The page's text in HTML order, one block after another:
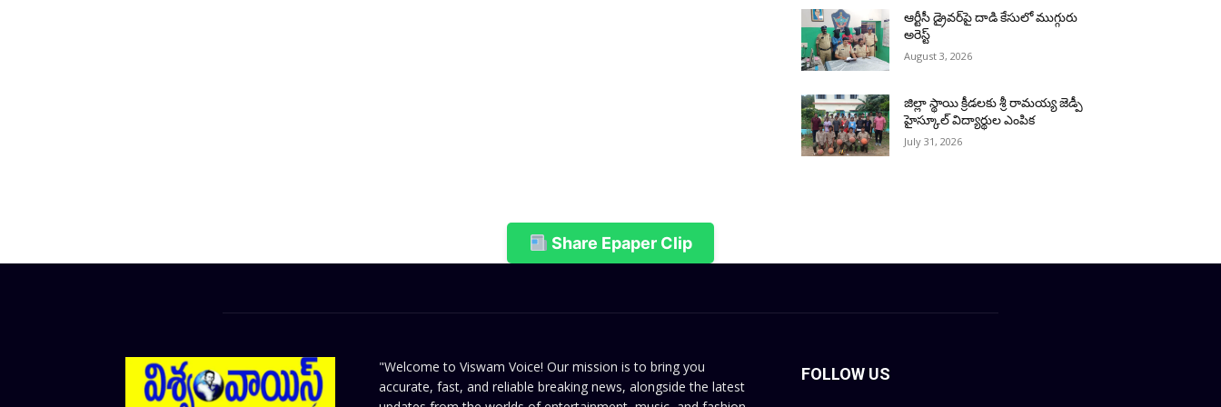
ఆర్టీసీ డ్రైవర్‌పై దాడి కేసులో ముగ్గురు
అరెస్ట్
August 3, 2026
జిల్లా స్థాయి క్రీడలకు శ్రీ రామయ్య జెడ్పీ
హైస్కూల్ విద్యార్థుల ఎంపిక
July 31, 2026
Share Epaper Clip
"Welcome to Viswam Voice! Our mission is to bring you
accurate, fast, and reliable breaking news, alongside the latest
FOLLOW US